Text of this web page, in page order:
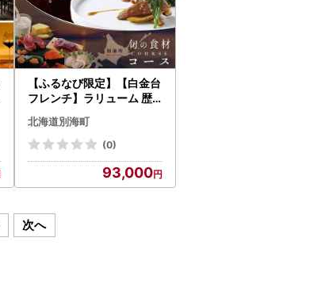
【ふるなび限定】【白金台
フレンチ】ラリューム 歴
史ある空間と確かな技「別
海町SPECIALコース」お
食事券1名様 北海道
北海道別海町
(0)
93,000
次へ